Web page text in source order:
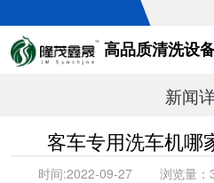
高品质清洗设
新闻
客车专用洗车机哪
时间:2022-09-27 浏览量：